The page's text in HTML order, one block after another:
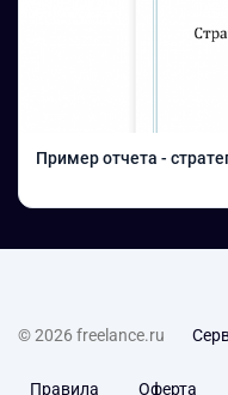
Пример отчета -
© 2026 freelance.ru
Правила Оферта